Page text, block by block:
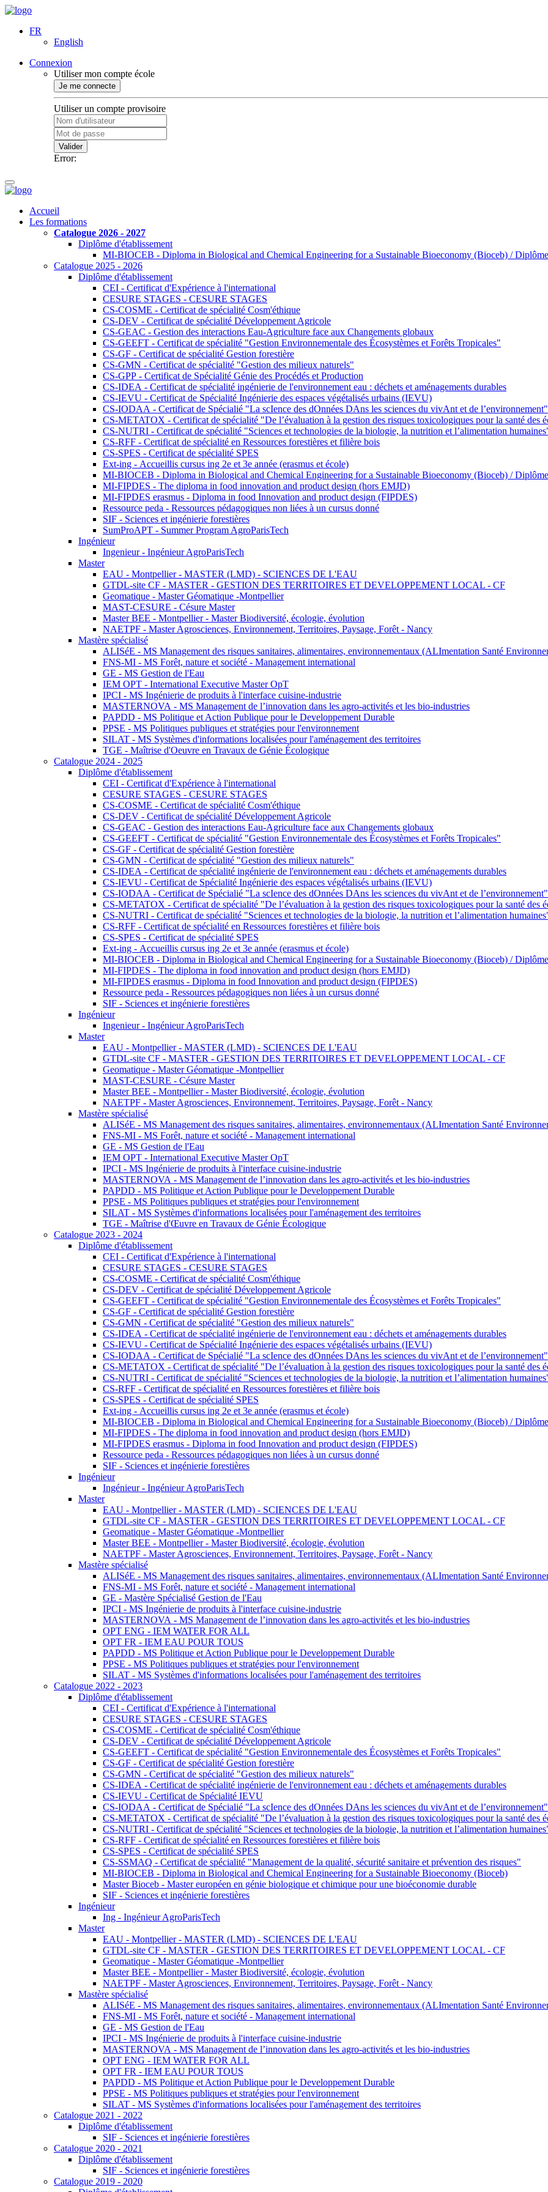
FR
English
Connexion
Utiliser mon compte école
Je me connecte
Utiliser un compte provisoire
Valider
Error:
Accueil
Les formations
Catalogue 2026 - 2027
Diplôme d'établissement
MI-BIOCEB - Diploma in Biological and Chemical Engineering for a Sustainable Bioeconomy (Bioceb) /
Catalogue 2025 - 2026
Diplôme d'établissement
CEI - Certificat d'Expérience à l'international
CESURE STAGES - CESURE STAGES
CS-COSME - Certificat de spécialité Cosm'éthique
CS-DEV - Certificat de spécialité Développement Agricole
CS-GEAC - Gestion des interactions Eau-Agriculture face aux Changements globaux
CS-GEEFT - Certificat de spécialité "Gestion Environnementale des Écosystèmes et Forêts Tropicales"
CS-GF - Certificat de spécialité Gestion forestière
CS-GMN - Certificat de spécialité "Gestion des milieux naturels"
CS-GPP - Certificat de Spécialité Génie des Procédés et Production
CS-IDEA - Certificat de spécialité ingénierie de l'environnement eau : déchets et aménagements durables
CS-IEVU - Certificat de Spécialité Ingénierie des espaces végétalisés urbains (IEVU)
CS-IODAA - Certificat de Spécialié "La scIence des dOnnées DAns les sciences du vivAnt et de l’environnement"
CS-METATOX - Certificat de spécialité "De l’évaluation à la gestion des risques toxicologiques pour la santé des
CS-NUTRI - Certificat de spécialité "Sciences et technologies de la biologie, la nutrition et l’alimentation
CS-RFF - Certificat de spécialité en Ressources forestières et filière bois
CS-SPES - Certificat de spécialité SPES
Ext-ing - Accueillis cursus ing 2e et 3e année (erasmus et école)
MI-BIOCEB - Diploma in Biological and Chemical Engineering for a Sustainable Bioeconomy (Bioceb) /
MI-FIPDES - The diploma in food innovation and product design (hors EMJD)
MI-FIPDES erasmus - Diploma in food Innovation and product design (FIPDES)
Ressource peda - Ressources pédagogiques non liées à un cursus donné
SIF - Sciences et ingénierie forestières
SumProAPT - Summer Program AgroParisTech
Ingénieur
Ingenieur - Ingénieur AgroParisTech
Master
EAU - Montpellier - MASTER (LMD) - SCIENCES DE L'EAU
GTDL-site CF - MASTER - GESTION DES TERRITOIRES ET DEVELOPPEMENT LOCAL - CF
Geomatique - Master Géomatique -Montpellier
MAST-CESURE - Césure Master
Master BEE - Montpellier - Master Biodiversité, écologie, évolution
NAETPF - Master Agrosciences, Environnement, Territoires, Paysage, Forêt - Nancy
Mastère spécialisé
ALISéE - MS Management des risques sanitaires, alimentaires, environnementaux (ALImentation Santé
FNS-MI - MS Forêt, nature et société - Management international
GE - MS Gestion de l'Eau
IEM OPT - International Executive Master OpT
IPCI - MS Ingénierie de produits à l'interface cuisine-industrie
MASTERNOVA - MS Management de l’innovation dans les agro-activités et les bio-industries
PAPDD - MS Politique et Action Publique pour le Developpement Durable
PPSE - MS Politiques publiques et stratégies pour l'environnement
SILAT - MS Systèmes d'informations localisées pour l'aménagement des territoires
TGE - Maîtrise d'Oeuvre en Travaux de Génie Écologique
Catalogue 2024 - 2025
Diplôme d'établissement
CEI - Certificat d'Expérience à l'international
CESURE STAGES - CESURE STAGES
CS-COSME - Certificat de spécialité Cosm'éthique
CS-DEV - Certificat de spécialité Développement Agricole
CS-GEAC - Gestion des interactions Eau-Agriculture face aux Changements globaux
CS-GEEFT - Certificat de spécialité "Gestion Environnementale des Écosystèmes et Forêts Tropicales"
CS-GF - Certificat de spécialité Gestion forestière
CS-GMN - Certificat de spécialité "Gestion des milieux naturels"
CS-IDEA - Certificat de spécialité ingénierie de l'environnement eau : déchets et aménagements durables
CS-IEVU - Certificat de Spécialité Ingénierie des espaces végétalisés urbains (IEVU)
CS-IODAA - Certificat de Spécialié "La scIence des dOnnées DAns les sciences du vivAnt et de l’environnement"
CS-METATOX - Certificat de spécialité "De l’évaluation à la gestion des risques toxicologiques pour la santé des
CS-NUTRI - Certificat de spécialité "Sciences et technologies de la biologie, la nutrition et l’alimentation
CS-RFF - Certificat de spécialité en Ressources forestières et filière bois
CS-SPES - Certificat de spécialité SPES
Ext-ing - Accueillis cursus ing 2e et 3e année (erasmus et école)
MI-BIOCEB - Diploma in Biological and Chemical Engineering for a Sustainable Bioeconomy (Bioceb) /
MI-FIPDES - The diploma in food innovation and product design (hors EMJD)
MI-FIPDES erasmus - Diploma in food Innovation and product design (FIPDES)
Ressource peda - Ressources pédagogiques non liées à un cursus donné
SIF - Sciences et ingénierie forestières
Ingénieur
Ingenieur - Ingénieur AgroParisTech
Master
EAU - Montpellier - MASTER (LMD) - SCIENCES DE L'EAU
GTDL-site CF - MASTER - GESTION DES TERRITOIRES ET DEVELOPPEMENT LOCAL - CF
Geomatique - Master Géomatique -Montpellier
MAST-CESURE - Césure Master
Master BEE - Montpellier - Master Biodiversité, écologie, évolution
NAETPF - Master Agrosciences, Environnement, Territoires, Paysage, Forêt - Nancy
Mastère spécialisé
ALISéE - MS Management des risques sanitaires, alimentaires, environnementaux (ALImentation Santé
FNS-MI - MS Forêt, nature et société - Management international
GE - MS Gestion de l'Eau
IEM OPT - International Executive Master OpT
IPCI - MS Ingénierie de produits à l'interface cuisine-industrie
MASTERNOVA - MS Management de l’innovation dans les agro-activités et les bio-industries
PAPDD - MS Politique et Action Publique pour le Developpement Durable
PPSE - MS Politiques publiques et stratégies pour l'environnement
SILAT - MS Systèmes d'informations localisées pour l'aménagement des territoires
TGE - Maîtrise d'Œuvre en Travaux de Génie Écologique
Catalogue 2023 - 2024
Diplôme d'établissement
CEI - Certificat d'Expérience à l'international
CESURE STAGES - CESURE STAGES
CS-COSME - Certificat de spécialité Cosm'éthique
CS-DEV - Certificat de spécialité Développement Agricole
CS-GEEFT - Certificat de spécialité "Gestion Environnementale des Écosystèmes et Forêts Tropicales"
CS-GF - Certificat de spécialité Gestion forestière
CS-GMN - Certificat de spécialité "Gestion des milieux naturels"
CS-IDEA - Certificat de spécialité ingénierie de l'environnement eau : déchets et aménagements durables
CS-IEVU - Certificat de Spécialité Ingénierie des espaces végétalisés urbains (IEVU)
CS-IODAA - Certificat de Spécialié "La scIence des dOnnées DAns les sciences du vivAnt et de l’environnement"
CS-METATOX - Certificat de spécialité "De l’évaluation à la gestion des risques toxicologiques pour la santé des
CS-NUTRI - Certificat de spécialité "Sciences et technologies de la biologie, la nutrition et l’alimentation
CS-RFF - Certificat de spécialité en Ressources forestières et filière bois
CS-SPES - Certificat de spécialité SPES
Ext-ing - Accueillis cursus ing 2e et 3e année (erasmus et école)
MI-BIOCEB - Diploma in Biological and Chemical Engineering for a Sustainable Bioeconomy (Bioceb) /
MI-FIPDES - The diploma in food innovation and product design (hors EMJD)
MI-FIPDES erasmus - Diploma in food Innovation and product design (FIPDES)
Ressource peda - Ressources pédagogiques non liées à un cursus donné
SIF - Sciences et ingénierie forestières
Ingénieur
Ingénieur - Ingénieur AgroParisTech
Master
EAU - Montpellier - MASTER (LMD) - SCIENCES DE L'EAU
GTDL-site CF - MASTER - GESTION DES TERRITOIRES ET DEVELOPPEMENT LOCAL - CF
Geomatique - Master Géomatique -Montpellier
Master BEE - Montpellier - Master Biodiversité, écologie, évolution
NAETPF - Master Agrosciences, Environnement, Territoires, Paysage, Forêt - Nancy
Mastère spécialisé
ALISéE - MS Management des risques sanitaires, alimentaires, environnementaux (ALImentation Santé
FNS-MI - MS Forêt, nature et société - Management international
GE - Mastère Spécialisé Gestion de l'Eau
IPCI - MS Ingénierie de produits à l'interface cuisine-industrie
MASTERNOVA - MS Management de l’innovation dans les agro-activités et les bio-industries
OPT ENG - IEM WATER FOR ALL
OPT FR - IEM EAU POUR TOUS
PAPDD - MS Politique et Action Publique pour le Developpement Durable
PPSE - MS Politiques publiques et stratégies pour l'environnement
SILAT - MS Systèmes d'informations localisées pour l'aménagement des territoires
Catalogue 2022 - 2023
Diplôme d'établissement
CEI - Certificat d'Expérience à l'international
CESURE STAGES - CESURE STAGES
CS-COSME - Certificat de spécialité Cosm'éthique
CS-DEV - Certificat de spécialité Développement Agricole
CS-GEEFT - Certificat de spécialité "Gestion Environnementale des Écosystèmes et Forêts Tropicales"
CS-GF - Certificat de spécialité Gestion forestière
CS-GMN - Certificat de spécialité "Gestion des milieux naturels"
CS-IDEA - Certificat de spécialité ingénierie de l'environnement eau : déchets et aménagements durables
CS-IEVU - Certificat de Spécialité IEVU
CS-IODAA - Certificat de Spécialié "La scIence des dOnnées DAns les sciences du vivAnt et de l’environnement"
CS-METATOX - Certificat de spécialité "De l’évaluation à la gestion des risques toxicologiques pour la santé des
CS-NUTRI - Certificat de spécialité "Sciences et technologies de la biologie, la nutrition et l’alimentation
CS-RFF - Certificat de spécialité en Ressources forestières et filière bois
CS-SPES - Certificat de spécialité SPES
CS-SSMAQ - Certificat de spécialité "Management de la qualité, sécurité sanitaire et prévention des risques"
MI-BIOCEB - Diploma in Biological and Chemical Engineering for a Sustainable Bioeconomy (Bioceb)
Master Bioceb - Master européen en génie biologique et chimique pour une bioéconomie durable
SIF - Sciences et ingénierie forestières
Ingénieur
Ing - Ingénieur AgroParisTech
Master
EAU - Montpellier - MASTER (LMD) - SCIENCES DE L'EAU
GTDL-site CF - MASTER - GESTION DES TERRITOIRES ET DEVELOPPEMENT LOCAL - CF
Geomatique - Master Géomatique -Montpellier
Master BEE - Montpellier - Master Biodiversité, écologie, évolution
NAETPF - Master Agrosciences, Environnement, Territoires, Paysage, Forêt - Nancy
Mastère spécialisé
ALISéE - MS Management des risques sanitaires, alimentaires, environnementaux (ALImentation Santé
FNS-MI - MS Forêt, nature et société - Management international
GE - MS Gestion de l'Eau
IPCI - MS Ingénierie de produits à l'interface cuisine-industrie
MASTERNOVA - MS Management de l’innovation dans les agro-activités et les bio-industries
OPT ENG - IEM WATER FOR ALL
OPT FR - IEM EAU POUR TOUS
PAPDD - MS Politique et Action Publique pour le Developpement Durable
PPSE - MS Politiques publiques et stratégies pour l'environnement
SILAT - MS Systèmes d'informations localisées pour l'aménagement des territoires
Catalogue 2021 - 2022
Diplôme d'établissement
SIF - Sciences et ingénierie forestières
Catalogue 2020 - 2021
Diplôme d'établissement
SIF - Sciences et ingénierie forestières
Catalogue 2019 - 2020